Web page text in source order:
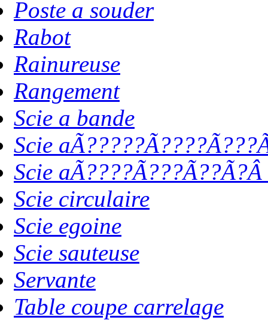
Poste a souder
Rabot
Rainureuse
Rangement
Scie a bande
Scie
Scie
Scie circulaire
Scie egoine
Scie sauteuse
Servante
Table coupe carrelage